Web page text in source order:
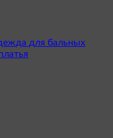
для бальных